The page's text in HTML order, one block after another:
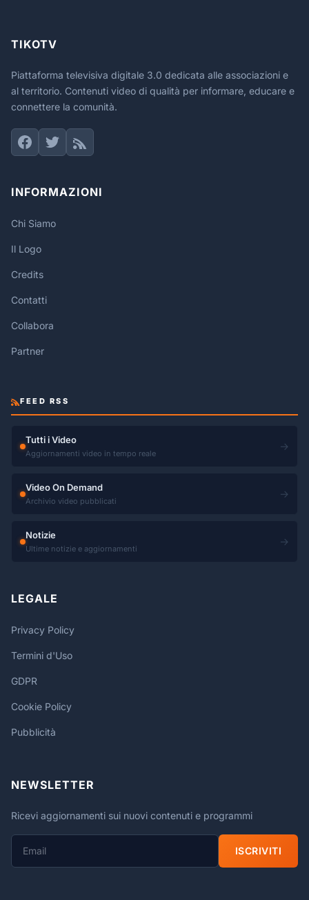
TIKOTV
Piattaforma televisiva digitale 3.0 dedicata alle associazioni e
al territorio. Contenuti video di qualità per informare, educare e
connettere la comunità.
INFORMAZIONI
Chi Siamo
Il Logo
Credits
Contatti
Collabora
Partner
FEED RSS
Tutti i Video
Aggiornamenti video in tempo reale
→
Video On Demand
Archivio video pubblicati
→
Notizie
Ultime notizie e aggiornamenti
→
LEGALE
Privacy Policy
Termini d'Uso
GDPR
Cookie Policy
Pubblicità
NEWSLETTER
Ricevi aggiornamenti sui nuovi contenuti e programmi
ISCRIVITI